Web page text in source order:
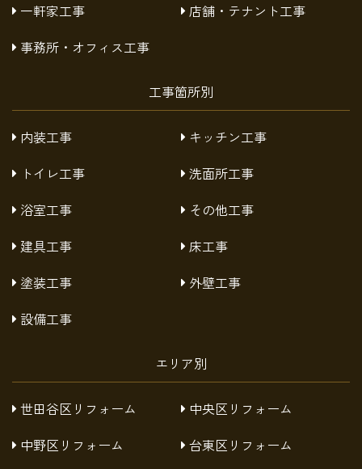
一軒家工事
店舗・テナント工事
事務所・オフィス工事
工事箇所別
内装工事
キッチン工事
トイレ工事
洗面所工事
浴室工事
その他工事
建具工事
床工事
塗装工事
外壁工事
設備工事
エリア別
世田谷区リフォーム
中央区リフォーム
中野区リフォーム
台東区リフォーム